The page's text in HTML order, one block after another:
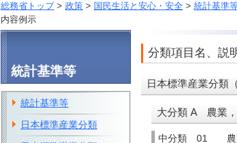
総務省トップ> 政策 > 国民生活と安心・安全 > 統計基準
内容例示
分類項目名、説
日本標準産業分類
大分類 A 農
中分類 01 農
統計基準等
統計基準等
日本標準産業分類